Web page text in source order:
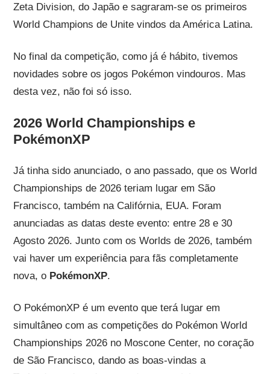
Zeta Division, do Japão e sagraram-se os primeiros
World Champions de Unite vindos da América Latina.
No final da competição, como já é hábito, tivemos
novidades sobre os jogos Pokémon vindouros. Mas
desta vez, não foi só isso.
2026 World Championships e
PokémonXP
Já tinha sido anunciado, o ano passado, que os World
Championships de 2026 teriam lugar em São
Francisco, também na Califórnia, EUA. Foram
anunciadas as datas deste evento: entre 28 e 30
Agosto 2026. Junto com os Worlds de 2026, também
vai haver um experiência para fãs completamente
nova, o PokémonXP.
O PokémonXP é um evento que terá lugar em
simultâneo com as competições do Pokémon World
Championships 2026 no Moscone Center, no coração
de São Francisco, dando as boas-vindas a